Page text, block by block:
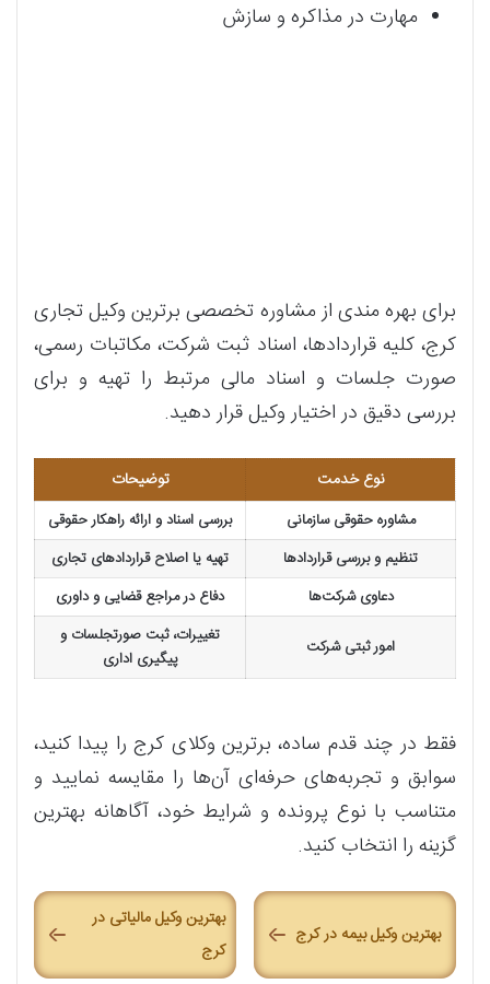
مهارت در مذاکره و سازش
برای بهره مندی از مشاوره تخصصی برترین وکیل تجاری
کرج، کلیه قراردادها، اسناد ثبت شرکت، مکاتبات رسمی،
صورت جلسات و اسناد مالی مرتبط را تهیه و برای
بررسی دقیق در اختیار وکیل قرار دهید.
نوع خدمت توضیحات
مشاوره حقوقی سازمانی
بررسی اسناد و ارائه راهکار حقوقی
تنظیم و بررسی قراردادها
تهیه یا اصلاح قراردادهای تجاری
دعاوی شرکت‌ها
دفاع در مراجع قضایی و داوری
امور ثبتی شرکت
تغییرات، ثبت صورتجلسات و
پیگیری اداری
فقط در چند قدم ساده، برترین وکلای کرج را پیدا کنید،
سوابق و تجربه‌های حرفه‌ای آن‌ها را مقایسه نمایید و
متناسب با نوع پرونده و شرایط خود، آگاهانه بهترین
گزینه را انتخاب کنید.
بهترین وکیل بیمه در کرج
بهترین وکیل مالیاتی در
کرج